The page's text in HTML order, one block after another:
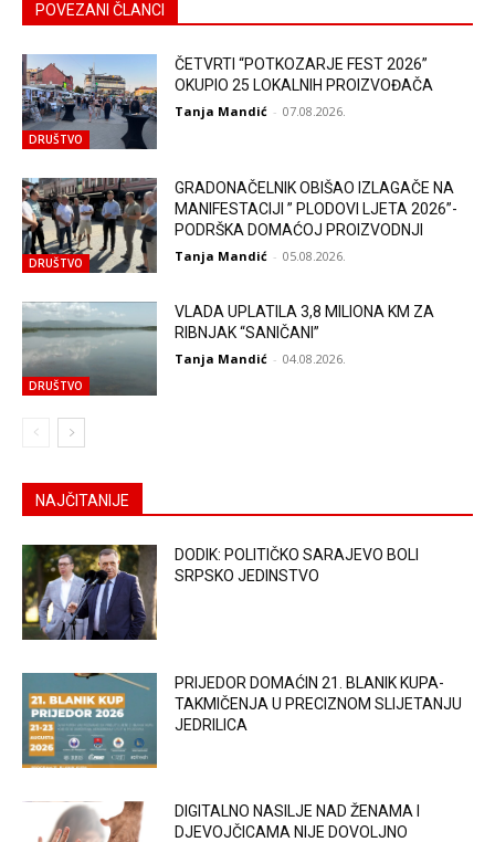
POVEZANI ČLANCI
DRUŠTVO
ČETVRTI “POTKOZARJE FEST 2026”
OKUPIO 25 LOKALNIH PROIZVOĐAČA
Tanja Mandić - 07.08.2026.
DRUŠTVO
GRADONAČELNIK OBIŠAO IZLAGAČE NA
MANIFESTACIJI ” PLODOVI LJETA 2026”-
PODRŠKA DOMAĆOJ PROIZVODNJI
Tanja Mandić - 05.08.2026.
DRUŠTVO
VLADA UPLATILA 3,8 MILIONA KM ZA
RIBNJAK “SANIČANI”
Tanja Mandić - 04.08.2026.
NAJČITANIJE
DODIK: POLITIČKO SARAJEVO BOLI
SRPSKO JEDINSTVO
PRIJEDOR DOMAĆIN 21. BLANIK KUPA-
TAKMIČENJA U PRECIZNOM SLIJETANJU
JEDRILICA
DIGITALNO NASILJE NAD ŽENAMA I
DJEVOJČICAMA NIJE DOVOLJNO